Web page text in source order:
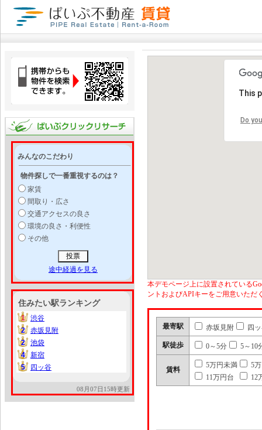
みんなのこだわり
物件探しで一番重視するのは？
家賃
間取り・広さ
交通アクセスの良さ
環境の良さ・利便性
その他
途中経過を見る
住みたい駅ランキング
1
1
渋谷
2
2
赤坂見附
2
2
池袋
4
4
新宿
5
5 四ッ谷
08月07日15時更新
This
Do
本デモページ上に設置されている
ントおよびAPIキーをご用意いただ
最寄駅 赤坂見附 四
駅徒歩 0～5分 5～10
賃料
5万円未満
5
11万円台
12